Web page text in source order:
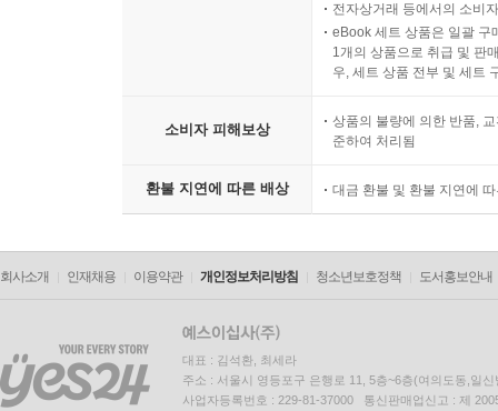
전자상거래 등에서의 소비
eBook 세트 상품은 일괄 구
1개의 상품으로 취급 및 판
우, 세트 상품 전부 및 세트
소비자 피해보상
상품의 불량에 의한 반품,
준하여 처리됨
환불 지연에 따른 배상 대금 환불 및 환불 지연에
회사소개 인재채용 이용약관 개인정보처리방침 청소년보호정책 도서홍보안내
대표 : 김석환, 최세라
주소 : 서울시 영등포구 은행로 11, 5층~6층(여의도동,일신
사업자등록번호 : 229-81-37000 통신판매업신고 : 제